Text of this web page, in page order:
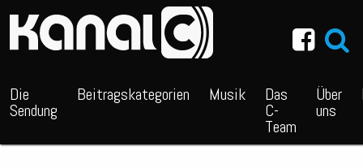
Die
Sendung
Beitragskategorien Musik Das
C-
Team
Über
uns